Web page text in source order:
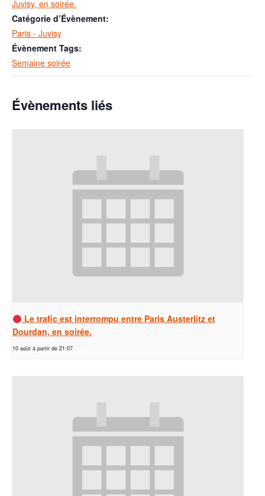
Juvisy, en soirée.
Catégorie d’Évènement:
Paris - Juvisy
Évènement Tags:
Semaine soirée
Évènements liés
Le trafic est interrompu entre Paris Austerlitz et
Dourdan, en soirée.
10 août à partir de 21:07